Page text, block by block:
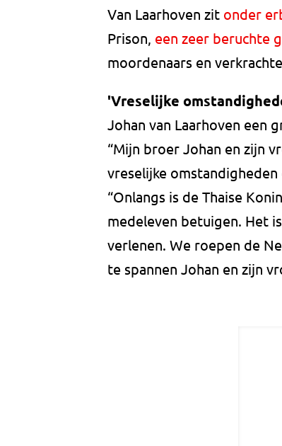
Van Laarhoven zit onder
Prison, een zeer beruchte
moordenaars en
'Vreselijke
Johan van Laarhoven een
“Mijn broer Johan en zijn
vreselijke omstandigheden
“Onlangs is de Thaise
medeleven betuigen. Het
verlenen. We roepen de
te spannen Johan en zijn